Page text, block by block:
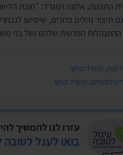
התנועה, אלונה וינוגרד: "חובת
תיצור נהלים ברורים, שיסייעו
ההתנהלות הפרטית שלהם ושל בני
, משרד החוץ
, משרד החוץ
עזרו לנו להמשיך
בואו לעגל לטובה